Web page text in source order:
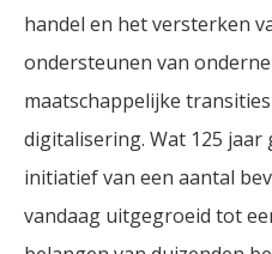
handel en het versterken
ondersteunen van
maatschappelijke
digitalisering. Wat 125 jaar
initiatief van een aantal
vandaag uitgegroeid tot